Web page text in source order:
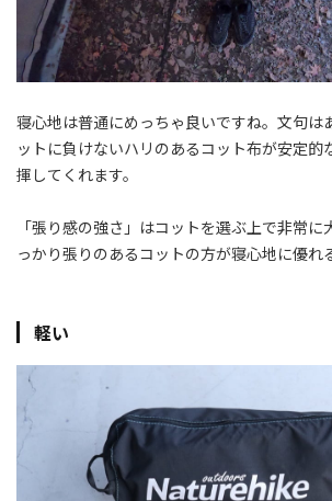
寝心地は普通にめっちゃ良いですね。文句は
ットに負けないハリのあるコット布が安定的
揮してくれます。
「張り感の強さ」はコットを選ぶ上で非常に
っかり張りのあるコットの方が寝心地に優れ
軽い